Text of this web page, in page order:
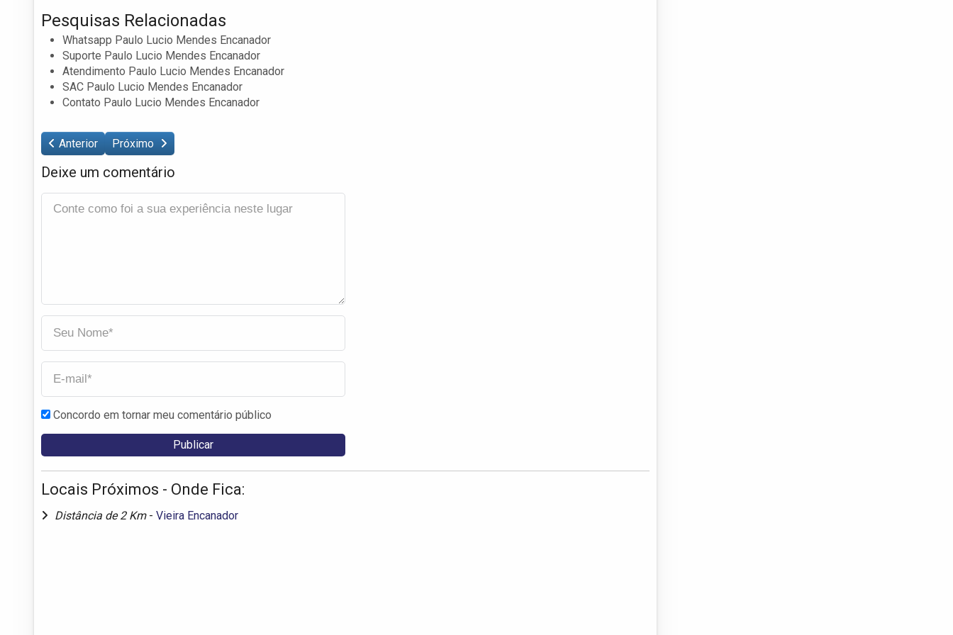
Pesquisas Relacionadas
Whatsapp Paulo Lucio Mendes Encanador
Suporte Paulo Lucio Mendes Encanador
Atendimento Paulo Lucio Mendes Encanador
SAC Paulo Lucio Mendes Encanador
Contato Paulo Lucio Mendes Encanador
Anterior Próximo
Deixe um comentário
Concordo em tornar meu comentário público
Locais Próximos - Onde Fica:
Distância de 2 Km - Vieira Encanador